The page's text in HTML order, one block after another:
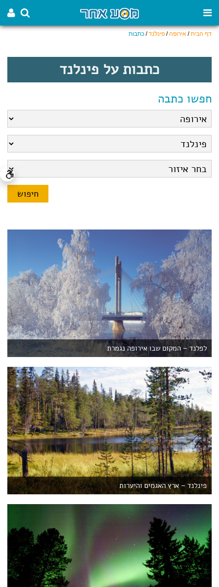
דף הבית/ אירופה/ פינלנד/ כתבות
כתבות על פינלנד
חפשו כתבה
לפלנד – המקום שבו אירופה נגמרת
פינלנד – ארץ האגמים והיערות